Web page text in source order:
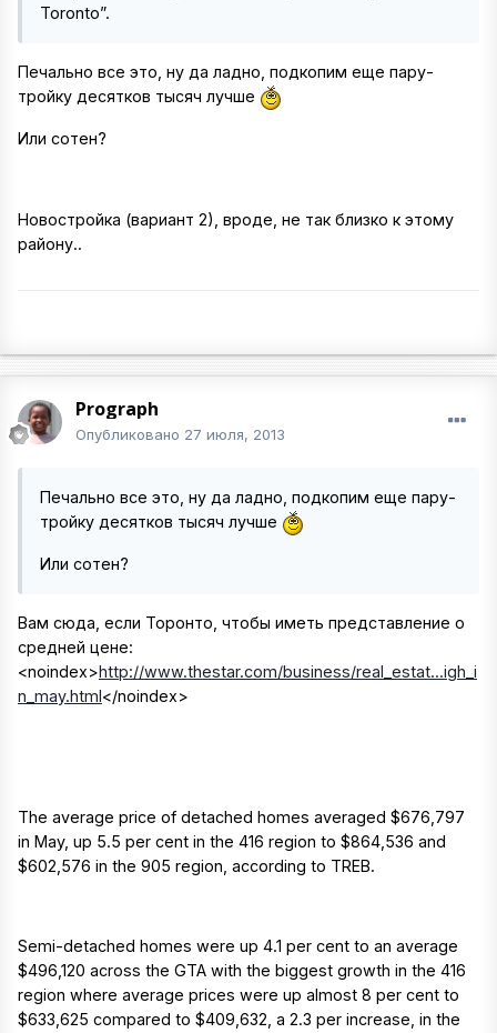
Toronto”.
Печально все это, ну да ладно, подкопим еще пару-
тройку десятков тысяч лучше
Или сотен?
Новостройка (вариант 2), вроде, не так близко к этому
району..
Prograph
Опубликовано 27 июля, 2013
Печально все это, ну да ладно, подкопим еще пару-
тройку десятков тысяч лучше
Или сотен?
Вам сюда, если Торонто, чтобы иметь представление о
средней цене:
<noindex>http://www.thestar.com/business/real_estat...igh_i
n_may.html</noindex>
The average price of detached homes averaged $676,797
in May, up 5.5 per cent in the 416 region to $864,536 and
$602,576 in the 905 region, according to TREB.
Semi-detached homes were up 4.1 per cent to an average
$496,120 across the GTA with the biggest growth in the 416
region where average prices were up almost 8 per cent to
$633,625 compared to $409,632, a 2.3 per increase, in the